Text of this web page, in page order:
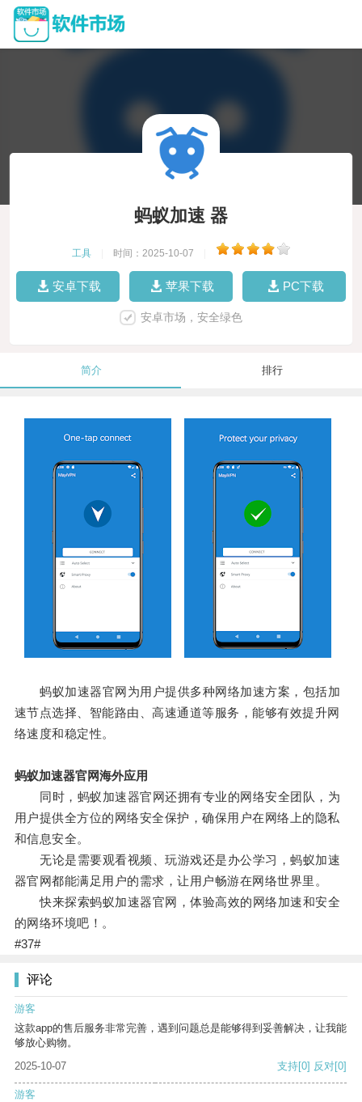
蚂蚁加速 器
工具 时间：2025-10-07
安卓下载 苹果下载 PC下载
安卓市场，安全绿色
简介 排行
蚂蚁加速器官网为用户提供多种网络加速方案，包括加
速节点选择、智能路由、高速通道等服务，能够有效提升网
络速度和稳定性。
蚂蚁加速器官网海外应用
同时，蚂蚁加速器官网还拥有专业的网络安全团队，为
用户提供全方位的网络安全保护，确保用户在网络上的隐私
和信息安全。
无论是需要观看视频、玩游戏还是办公学习，蚂蚁加速
器官网都能满足用户的需求，让用户畅游在网络世界里。
快来探索蚂蚁加速器官网，体验高效的网络加速和安全
的网络环境吧！。
#37#
评论
游客
这款app的售后服务非常完善，遇到问题总是能够得到妥善解决，让我能
够放心购物。
2025-10-07
支持[0] 反对[0]
游客